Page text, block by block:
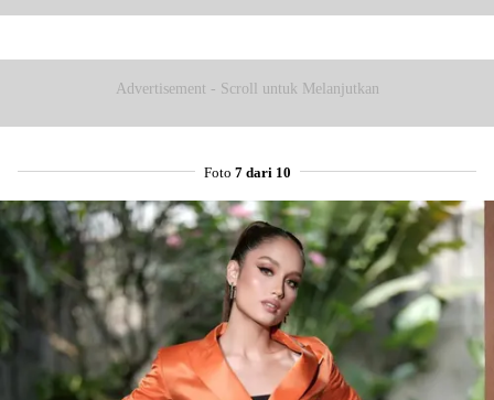
Masyarakat
Advertisement - Scroll untuk Melanjutkan
Foto 7 dari 10